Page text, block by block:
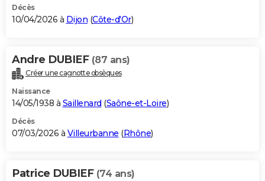
S'inscrire
Se connecter
Lycées
Collèges
Primaires
Universités
Entreprises
Service militaire
Avis de recherche
AVIS DE DÉCÈS
Bricolage
Lifestyle
Culture
Sport
Auto
Television
Voyage
Cinema
Décès
10/04/2026 à Dijon (Côte-d'Or)
Andre DUBIEF (87 ans)
Créer une cagnotte obsèques
Naissance
14/05/1938 à Saillenard (Saône-et-Loire)
Décès
07/03/2026 à Villeurbanne (Rhône)
Patrice DUBIEF (74 ans)